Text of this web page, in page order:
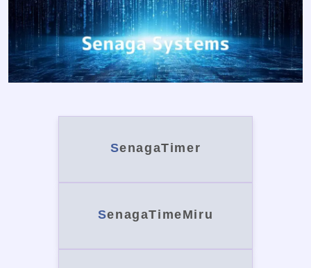
SenagaTimer
SenagaTimeMiru